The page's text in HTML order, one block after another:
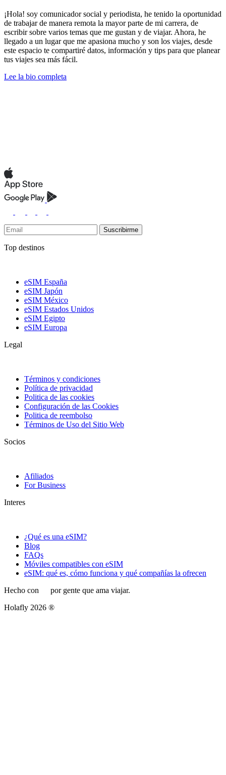
¡Hola! soy comunicador social y periodista, he tenido la oportunidad
de trabajar de manera remota la mayor parte de mi carrera, de
escribir sobre varios temas que me gustan y de viajar. Ahora, he
llegado a un lugar que me apasiona mucho y son los viajes, desde
este espacio te compartiré datos, información y tips para que planear
tus viajes sea más fácil.
Lee la bio completa
Suscribirme
Top destinos
eSIM España
eSIM Japón
eSIM México
eSIM Estados Unidos
eSIM Egipto
eSIM Europa
Legal
Términos y condiciones
Política de privacidad
Politica de las cookies
Configuración de las Cookies
Politica de reembolso
Términos de Uso del Sitio Web
Socios
Afiliados
For Business
Interes
¿Qué es una eSIM?
Blog
FAQs
Móviles compatibles con eSIM
eSIM: qué es, cómo funciona y qué compañías la ofrecen
Hecho con
por gente que ama viajar.
Holafly 2026 ®